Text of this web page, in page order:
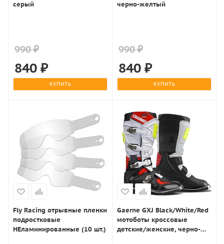
серый
990 ₽
840 ₽
КУПИТЬ
черно-желтый
990 ₽
840 ₽
КУПИТЬ
Fly Racing отрывные пленки
подростковые
НЕламинированные (10 шт.)
Gaerne GXJ Black/White/Red
мотоботы кроссовые
детские/женские, черно-